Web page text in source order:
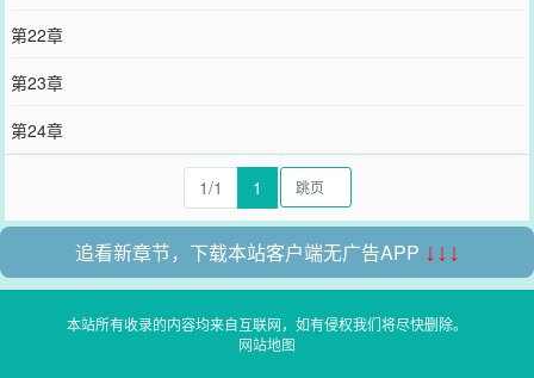
第22章
第23章
第24章
1/1 1
追看新章节，下载本站客户端无广告APP ↓↓↓
本站所有收录的内容均来自互联网，如有侵权我们将尽快删除。
网站地图